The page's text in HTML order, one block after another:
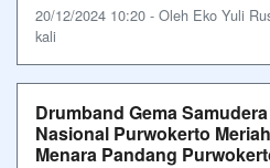
20/12/2024 10:20 - Oleh Eko Yuli
kali
Drumband Gema
Nasional Purwokerto
Menara Pandang